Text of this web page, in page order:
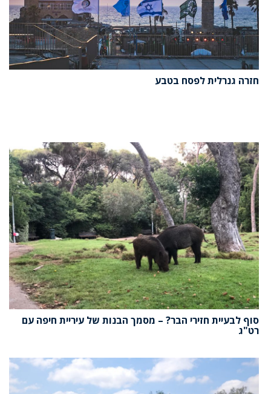
חזרה גנרלית לפסח בטבע
סוף לבעיית חזירי הבר? – מסמך הבנות של עיריית חיפה עם
רט"ג